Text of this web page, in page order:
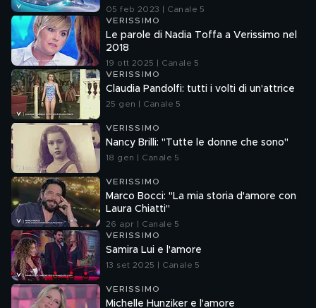
05 feb 2023 | Canale 5
VERISSIMO
Le parole di Nadia Toffa a Verissimo nel
2018
19 ott 2025 | Canale 5
VERISSIMO
Claudia Pandolfi: tutti i volti di un'attrice
25 gen | Canale 5
VERISSIMO
Nancy Brilli: "Tutte le donne che sono"
18 gen | Canale 5
VERISSIMO
Marco Bocci: "La mia storia d'amore con
Laura Chiatti"
26 apr | Canale 5
VERISSIMO
Samira Lui e l'amore
13 set 2025 | Canale 5
VERISSIMO
Michelle Hunziker e l'amore